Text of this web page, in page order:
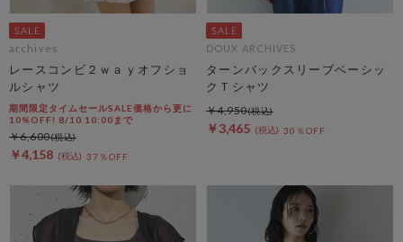
archives
レースコンビ２ｗａｙオフショ
ルシャツ
期間限定タイムセールSALE価格から更に
10%OFF! 8/10 10:00まで
￥4,158 37％OFF
￥6,600
DOUX ARCHIVES
ターンバックスリーブベーシッ
クＴシャツ
￥3,465 30％OFF
￥4,950